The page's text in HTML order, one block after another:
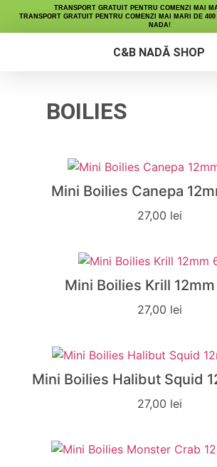
TRANSPORT GRATUIT PENTRU COMENZI MAI
TRANSPORT GRATUIT PENTRU COMENZI MAI MARI DE
NADA!
C&B NADĂ SHOP
BOILIES
Mini Boilies Canepa
27,00 lei
Mini Boilies Krill
27,00 lei
Mini Boilies Halibut Squid
27,00 lei